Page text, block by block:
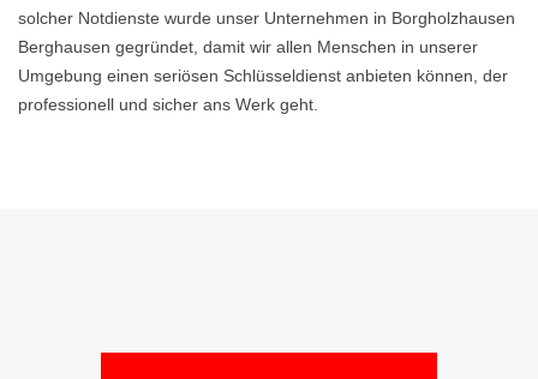
solcher Notdienste wurde unser Unternehmen in Borgholzhausen
Berghausen gegründet, damit wir allen Menschen in unserer
Umgebung einen seriösen Schlüsseldienst anbieten können, der
professionell und sicher ans Werk geht.